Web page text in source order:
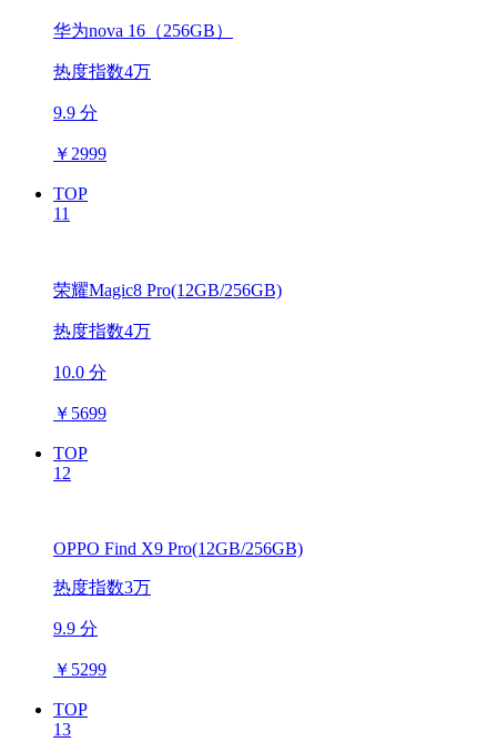
华为nova 16（256GB）
热度指数4万
9.9 分
￥ 2999
TOP
11
荣耀Magic8 Pro(12GB/256GB)
热度指数4万
10.0 分
￥ 5699
TOP
12
OPPO Find X9 Pro(12GB/256GB)
热度指数3万
9.9 分
￥ 5299
TOP
13